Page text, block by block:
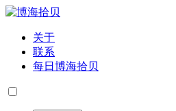
关于
联系
每日博海拾贝